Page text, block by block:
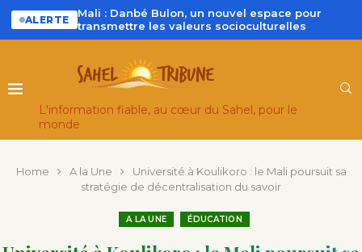
ALERTE
Mali : Danbé Bulon, un nouvel espace pour
transmettre les valeurs socioculturelles
L'information fiable, au cœur du Sahel, pour le
monde
Home A la Une
Université à Koulikoro : le Mali poursuit sa
stratégie de décentralisation du savoir
A LA UNE ÉDUCATION